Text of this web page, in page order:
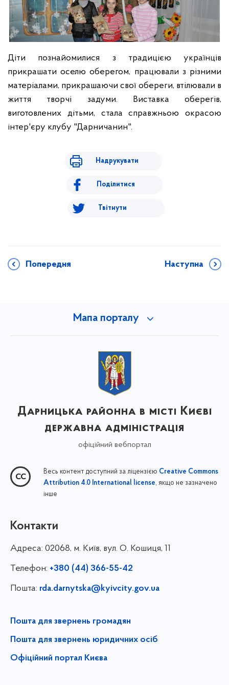
Діти познайомилися з традицією українців
прикрашати оселю оберегом, працювали з різними
матеріалами, прикрашаючи свої обереги, втілювали в
життя творчі задуми. Виставка оберегів,
виготовлених дітьми, стала справжньою окрасою
інтер'єру клубу "Дарничанин".
Надрукувати
Поділитися
Твітнути
Попередня Наступна
Мапа порталу
Дарницька районна в місті Києві
державна адміністрація
офіційний вебпортал
Весь контент доступний за ліцензією Creative Commons
Attribution 4.0 International license, якщо не зазначено
інше
Контакти
Адреса: 02068, м. Київ, вул. О. Кошиця, 11
Телефон: +380 (44) 366-55-42
Пошта: rda.darnytska@kyivcity.gov.ua
Пошта для звернень громадян
Пошта для звернень юридичних осіб
Офіційний портал Києва